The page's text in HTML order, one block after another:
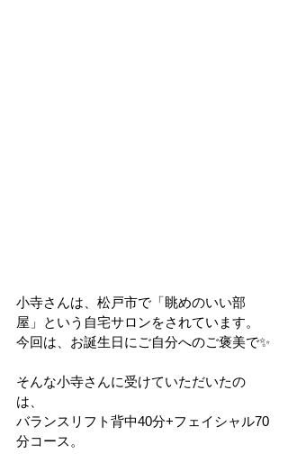
小寺さんは、松戸市で「眺めのいい部
屋」という自宅サロンをされています。
今回は、お誕生日にご自分へのご褒美で✨
そんな小寺さんに受けていただいたの
は、
バランスリフト背中40分+フェイシャル70
分コース。